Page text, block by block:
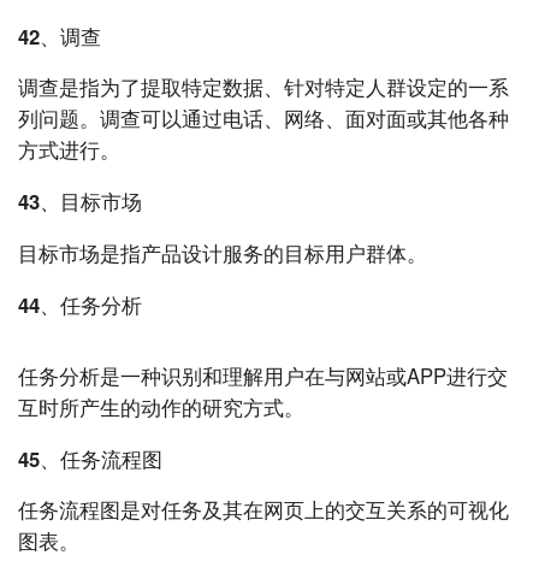
42、调查
调查是指为了提取特定数据、针对特定人群设定的一系
列问题。调查可以通过电话、网络、面对面或其他各种
方式进行。
43、目标市场
目标市场是指产品设计服务的目标用户群体。
44、任务分析
任务分析是一种识别和理解用户在与网站或APP进行交
互时所产生的动作的研究方式。
45、任务流程图
任务流程图是对任务及其在网页上的交互关系的可视化
图表。